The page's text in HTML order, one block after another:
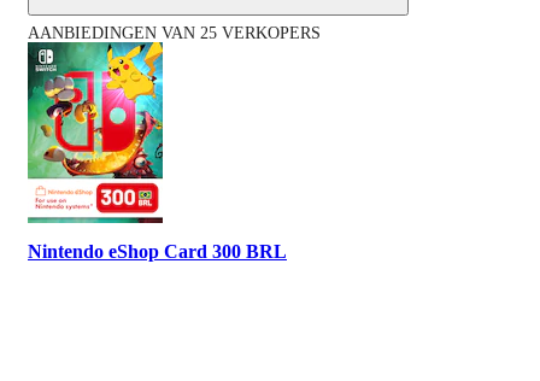
AANBIEDINGEN VAN 25 VERKOPERS
Nintendo eShop Card 300 BRL